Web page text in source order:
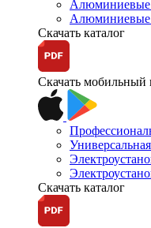
Алюминиевые
Алюминиевые
Скачать каталог
Скачать мобильный
Скачать каталог